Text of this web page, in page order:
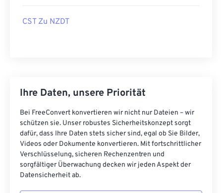
CST Zu NZDT
Ihre Daten, unsere Priorität
Bei FreeConvert konvertieren wir nicht nur Dateien – wir
schützen sie. Unser robustes Sicherheitskonzept sorgt
dafür, dass Ihre Daten stets sicher sind, egal ob Sie Bilder,
Videos oder Dokumente konvertieren. Mit fortschrittlicher
Verschlüsselung, sicheren Rechenzentren und
sorgfältiger Überwachung decken wir jeden Aspekt der
Datensicherheit ab.